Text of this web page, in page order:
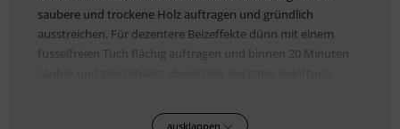
saubere und trockene Holz auftragen und gründlich
ausstreichen. Für dezentere Beizeffekte dünn mit einem
fusselfreien Tuch flächig auftragen und binnen 20 Minuten
Flächenstreicher oder Mikrofaserrolle sehr dünn in
ausklappen